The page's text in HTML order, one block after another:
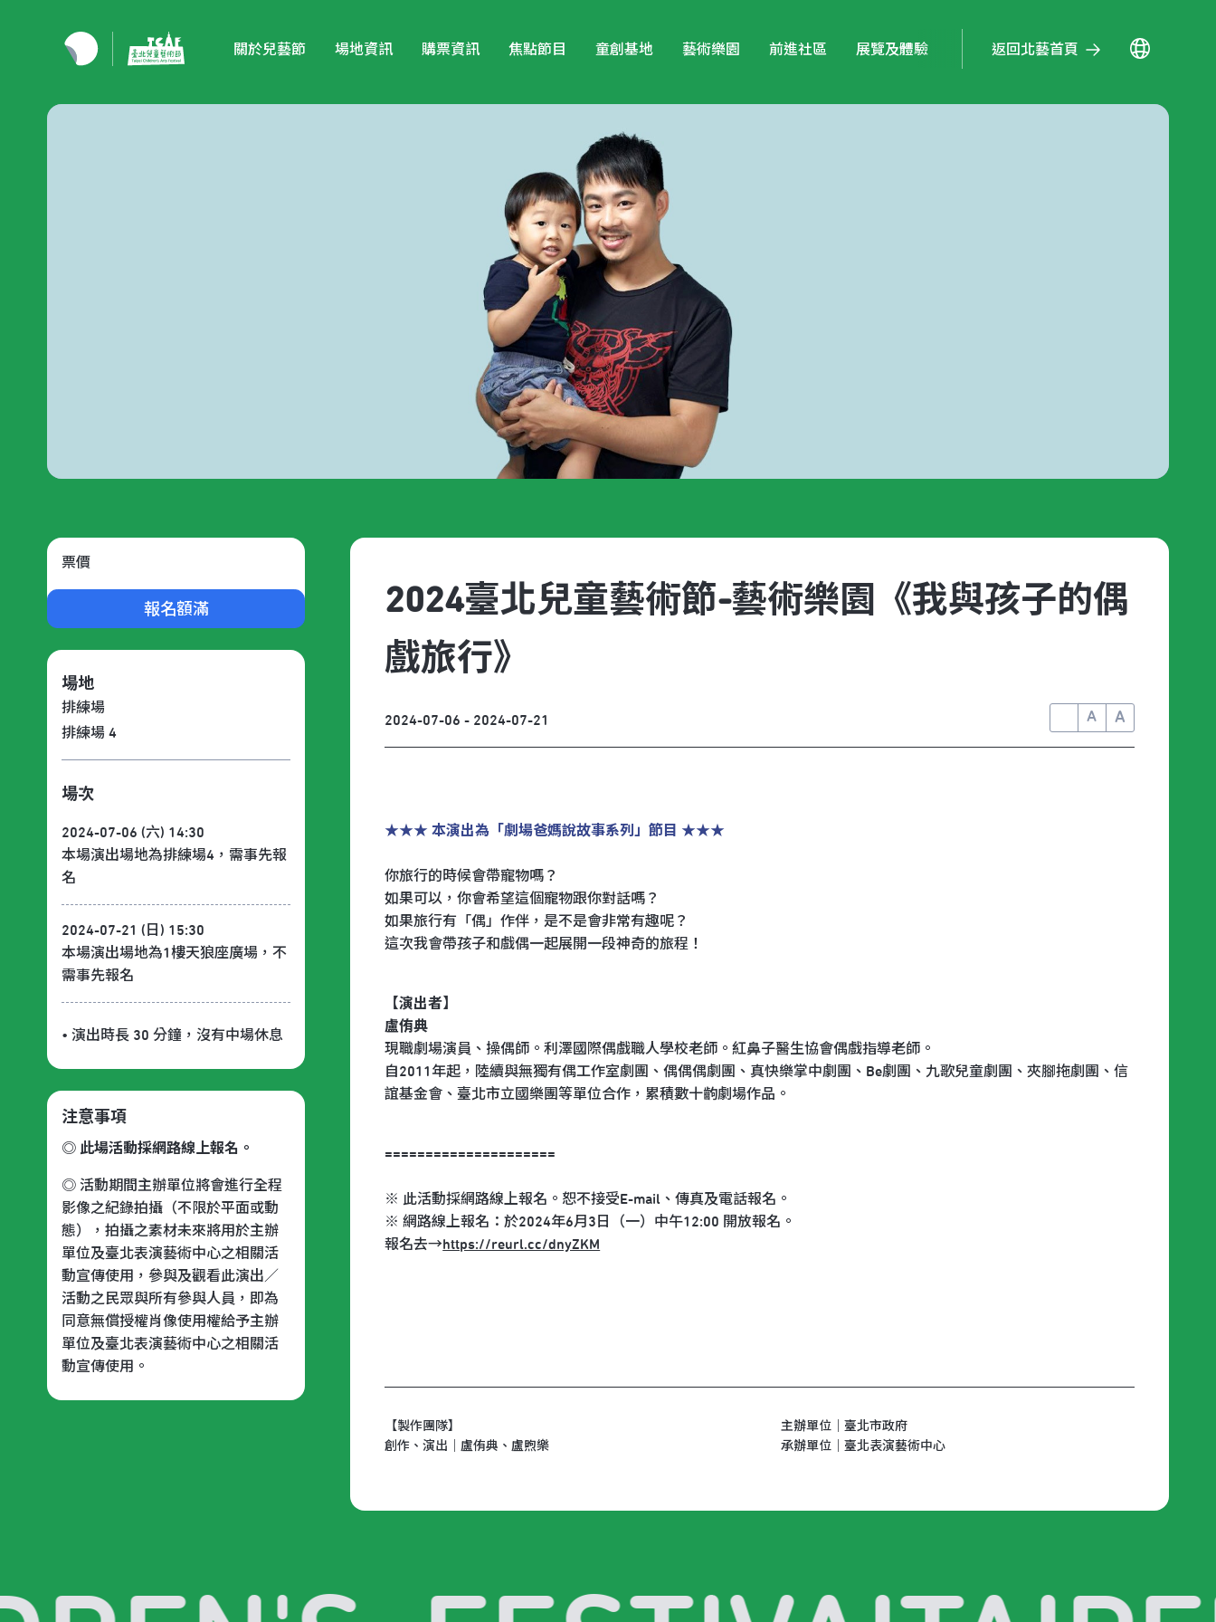
關於兒藝節 場地資訊 購票資訊 焦點節目 童創基地 藝術樂園 前進社區 展覽及體驗 返回北藝首頁
票價
報名額滿
場地
排練場
排練場 4
場次
2024-07-06 (六) 14:30
本場演出場地為排練場4，需事先報
名
2024-07-21 (日) 15:30
本場演出場地為1樓天狼座廣場，不
需事先報名
• 演出時長 30 分鐘 ，沒有中場休息
注意事項
◎ 此場活動採網路線上報名。
◎ 活動期間主辦單位將會進行全程
影像之紀錄拍攝（不限於平面或動
態），拍攝之素材未來將用於主辦
單位及臺北表演藝術中心之相關活
動宣傳使用，參與及觀看此演出／
活動之民眾與所有參與人員，即為
同意無償授權肖像使用權給予主辦
單位及臺北表演藝術中心之相關活
動宣傳使用。
2024臺北兒童藝術節-藝術樂園《我與孩子的偶
戲旅行》
2024-07-06 - 2024-07-21 A A
★★★ 本演出為「劇場爸媽說故事系列」節目 ★★★
你旅行的時候會帶寵物嗎？
如果可以，你會希望這個寵物跟你對話嗎？
如果旅行有「偶」作伴，是不是會非常有趣呢？
這次我會帶孩子和戲偶一起展開一段神奇的旅程！
【演出者】
盧侑典
現職劇場演員、操偶師。利澤國際偶戲職人學校老師。紅鼻子醫生協會偶戲指導老師。
自2011年起，陸續與無獨有偶工作室劇團、偶偶偶劇團、真快樂掌中劇團、Be劇團、九歌兒童劇團、夾腳拖劇團、信
誼基金會、臺北市立國樂團等單位合作，累積數十齣劇場作品。
=====================
※ 此活動採網路線上報名。恕不接受E-mail、傳真及電話報名。
※ 網路線上報名：於2024年6月3日（一）中午12:00 開放報名。
報名去→https://reurl.cc/dnyZKM
【製作團隊】
創作、演出｜盧侑典、盧煦樂
主辦單位｜臺北市政府
承辦單位｜臺北表演藝術中心